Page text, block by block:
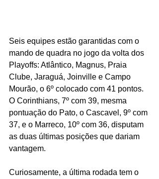
Seis equipes estão garantidas com o
mando de quadra no jogo da volta dos
Playoffs: Atlântico, Magnus, Praia
Clube, Jaraguá, Joinville e Campo
Mourão, o 6º colocado com 41 pontos.
O Corinthians, 7º com 39, mesma
pontuação do Pato, o Cascavel, 9º com
37, e o Marreco, 10º com 36, disputam
as duas últimas posições que dariam
vantagem.
Curiosamente, a última rodada tem o